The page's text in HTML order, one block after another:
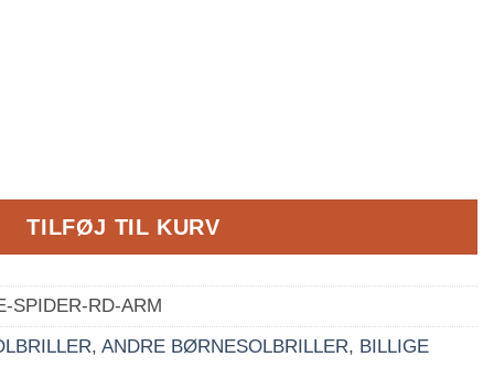
TILFØJ TIL KURV
SPIDER-RD-ARM
, ANDRE BØRNESOLBRILLER, BILLIGE